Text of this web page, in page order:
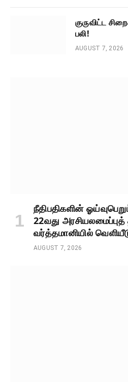
குருவிட்ட
பலி!
AUGUST 7, 2026
நீதிபதிகளின்
22வது
வர்த்தமானியில்
AUGUST 7, 2026